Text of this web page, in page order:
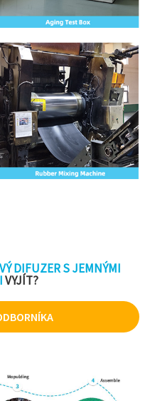
DIFUZER S JEMNÝMI
VYJÍT?